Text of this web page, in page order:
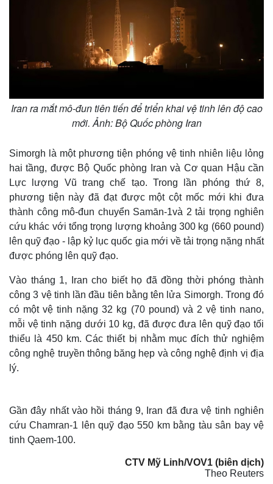
Iran ra mắt mô-đun tiên tiến để triển khai vệ tinh lên độ cao
mới. Ảnh: Bộ Quốc phòng Iran
Simorgh là một phương tiện phóng vệ tinh nhiên liệu lỏng
hai tầng, được Bộ Quốc phòng Iran và Cơ quan Hậu cần
Lực lượng Vũ trang chế tạo. Trong lần phóng thứ 8,
phương tiện này đã đạt được một cột mốc mới khi đưa
thành công mô-đun chuyển Samān-1và 2 tải trọng nghiên
cứu khác với tổng trọng lượng khoảng 300 kg (660 pound)
lên quỹ đạo - lập kỷ lục quốc gia mới về tải trọng nặng nhất
được phóng lên quỹ đạo.
Vào tháng 1, Iran cho biết họ đã đồng thời phóng thành
công 3 vệ tinh lần đầu tiên bằng tên lửa Simorgh. Trong đó
có một vệ tinh nặng 32 kg (70 pound) và 2 vệ tinh nano,
mỗi vệ tinh nặng dưới 10 kg, đã được đưa lên quỹ đạo tối
thiểu là 450 km. Các thiết bị nhằm mục đích thử nghiệm
công nghệ truyền thông băng hẹp và công nghệ định vị địa
lý.
Gần đây nhất vào hồi tháng 9, Iran đã đưa vệ tinh nghiên
cứu Chamran-1 lên quỹ đạo 550 km bằng tàu sân bay vệ
tinh Qaem-100.
CTV Mỹ Linh/VOV1 (biên dịch)
Theo Reuters